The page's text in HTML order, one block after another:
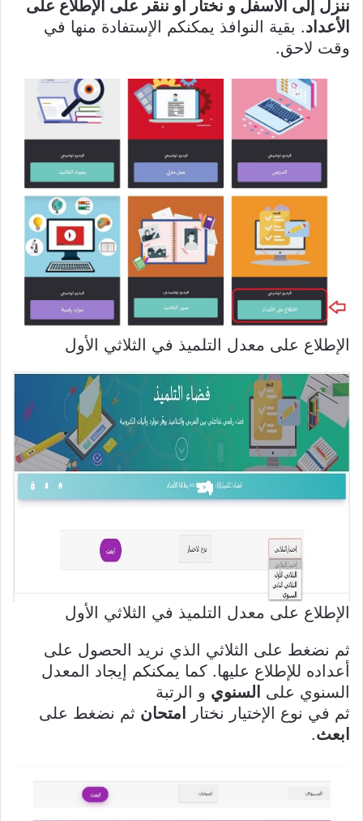
ننزل إلى الأسفل و نختار أو ننقر على الإطلاع على
الأعداد. بقية النوافذ يمكنكم الإستفادة منها في
وقت لاحق.
الإطلاع على معدل التلميذ في الثلاثي الأول
الإطلاع على معدل التلميذ في الثلاثي الأول
ثم نضغط على الثلاثي الذي نريد الحصول على
أعداده للإطلاع عليها. كما يمكنكم إيجاد المعدل
السنوي على السنوي و الرتبة
ثم في نوع الإختيار نختار
امتحان ثم نضغط على
ابعث.